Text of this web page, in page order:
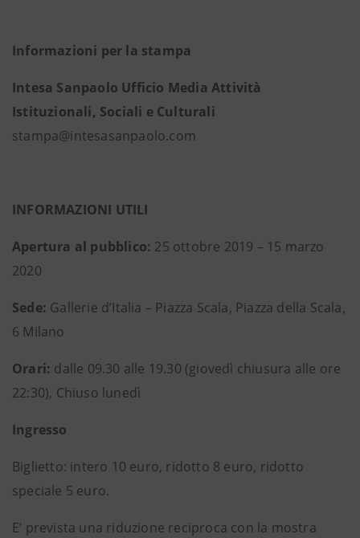
Informazioni per la stampa
Intesa Sanpaolo Ufficio Media Attività
Istituzionali, Sociali e Culturali
stampa@intesasanpaolo.com
INFORMAZIONI UTILI
Apertura al pubblico: 25 ottobre 2019 – 15 marzo
2020
Sede: Gallerie d’Italia – Piazza Scala, Piazza della Scala,
6 Milano
Orari: dalle 09.30 alle 19.30 (giovedì chiusura alle ore
22:30), Chiuso lunedì
Ingresso
Biglietto: intero 10 euro, ridotto 8 euro, ridotto
speciale 5 euro.
E’ prevista una riduzione reciproca con la mostra